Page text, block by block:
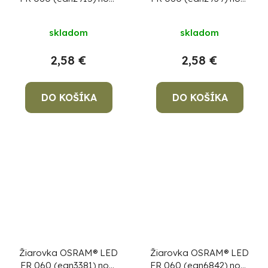
B
skladom
2,58 €
DO KOŠÍKA
P
skladom
2,58 €
DO KOŠÍKA
Žiarovka OSRAM® LED
FR 060 (ean3381) non-
Žiarovka OSRAM® LED
FR 060 (ean6842) non-